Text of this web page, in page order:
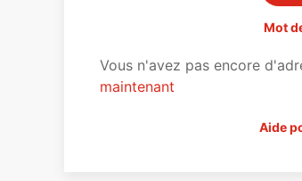
Mot
Vous n'avez pas encore
maintenant
Aide